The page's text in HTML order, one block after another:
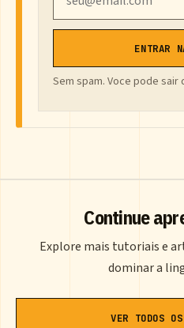
ENTRAR
Sem spam. Voce pode sair
Continue
Explore mais tutoriais e
dominar a
VER TODOS